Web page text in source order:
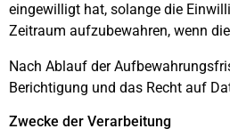
eingewilligt hat, solange die
Zeitraum aufzubewahren, wenn
Nach Ablauf der
Berichtigung und das Recht auf
Zwecke der Verarbeitung